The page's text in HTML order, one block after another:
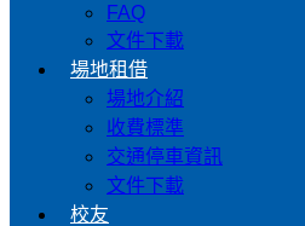
FAQ
文件下載
場地租借
場地介紹
收費標準
交通停車資訊
文件下載
校友